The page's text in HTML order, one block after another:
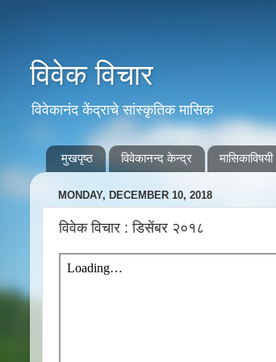
विवेक विचार
विवेकानंद केंद्राचे सांस्कृतिक मासिक
मुखपृष्ठ विवेकानन्द केन्द्र मासिकाविषयी
MONDAY, DECEMBER 10, 2018
विवेक विचार : डिसेंबर २०१८